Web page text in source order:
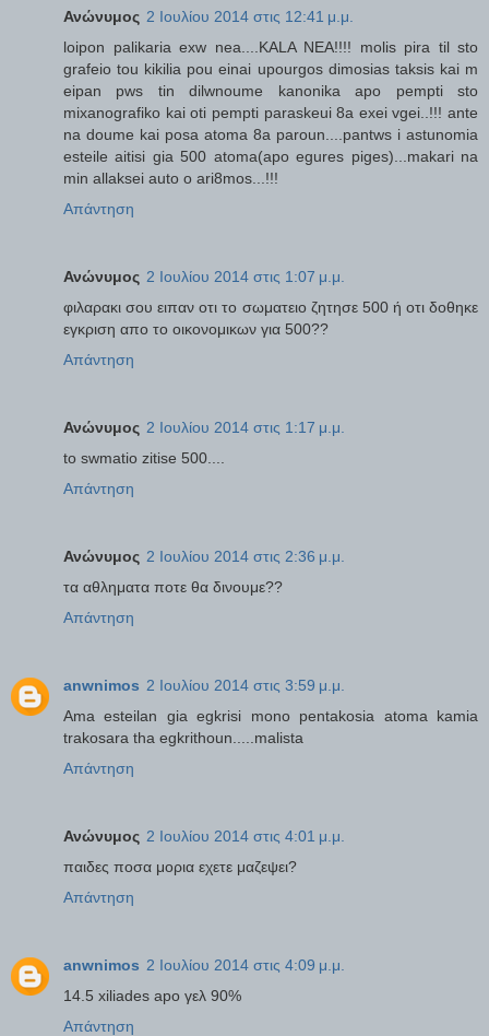
Ανώνυμος 2 Ιουλίου 2014 στις 12:41 μ.μ.
loipon palikaria exw nea....KALA NEA!!!! molis pira til sto
grafeio tou kikilia pou einai upourgos dimosias taksis kai m
eipan pws tin dilwnoume kanonika apo pempti sto
mixanografiko kai oti pempti paraskeui 8a exei vgei..!!! ante
na doume kai posa atoma 8a paroun....pantws i astunomia
esteile aitisi gia 500 atoma(apo egures piges)...makari na
min allaksei auto o ari8mos...!!!
Απάντηση
Ανώνυμος 2 Ιουλίου 2014 στις 1:07 μ.μ.
φιλαρακι σου ειπαν οτι το σωματειο ζητησε 500 ή οτι δοθηκε
εγκριση απο το οικονομικων για 500??
Απάντηση
Ανώνυμος 2 Ιουλίου 2014 στις 1:17 μ.μ.
to swmatio zitise 500....
Απάντηση
Ανώνυμος 2 Ιουλίου 2014 στις 2:36 μ.μ.
τα αθληματα ποτε θα δινουμε??
Απάντηση
anwnimos 2 Ιουλίου 2014 στις 3:59 μ.μ.
Ama esteilan gia egkrisi mono pentakosia atoma kamia
trakosara tha egkrithoun.....malista
Απάντηση
Ανώνυμος 2 Ιουλίου 2014 στις 4:01 μ.μ.
παιδες ποσα μορια εχετε μαζεψει?
Απάντηση
anwnimos 2 Ιουλίου 2014 στις 4:09 μ.μ.
14.5 xiliades apo γελ 90%
Απάντηση